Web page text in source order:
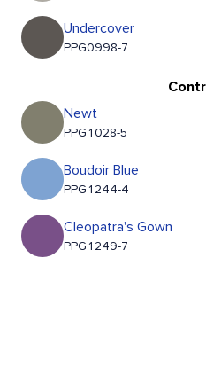
Undercover
PPG0998-7
Newt
PPG1028-5
Boudoir Blue
PPG1244-4
Cleopatra's Gown
PPG1249-7